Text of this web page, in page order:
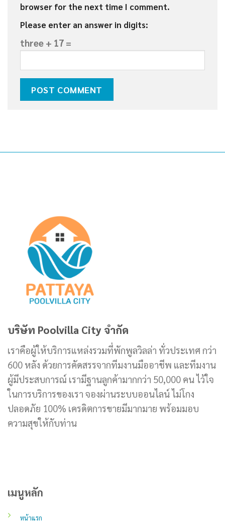
browser for the next time I comment.
Please enter an answer in digits:
three + 17 =
บริษัท Poolvilla City จำกัด
เราคือผู้ให้บริการแหล่งรวมที่พักพูลวิลล่า ทั่วประเทศ กว่า
600 หลัง ด้วยการคัดสรรจากทีมงานมืออาชีพ และทีมงาน
ผู้มีประสบการณ์ เรามีฐานลูกค้ามากกว่า 50,000 คน ไว้ใจ
ในการบริการของเรา จองผ่านระบบออนไลน์ ไม่โกง
ปลอดภัย 100% เครดิตการขายมีมากมาย พร้อมมอบ
ความสุขให้กับท่าน
เมนูหลัก
หน้าแรก